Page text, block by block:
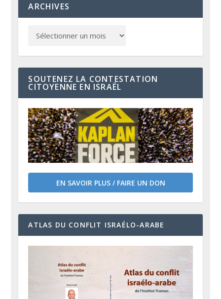
ARCHIVES
SOUTENEZ LA CONTESTATION
CITOYENNE EN ISRAËL
EN SAVOIR PLUS / FAIRE UN DON
ATLAS DU CONFLIT ISRAÉLO-ARABE